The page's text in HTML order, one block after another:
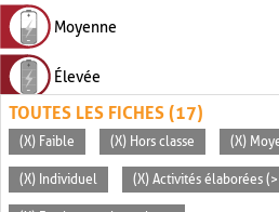
Moyenne
Élevée
TOUTES LES FICHES (17)
(X) Faible (X) Hors classe (X)
(X) Individuel (X) Activités élaborées